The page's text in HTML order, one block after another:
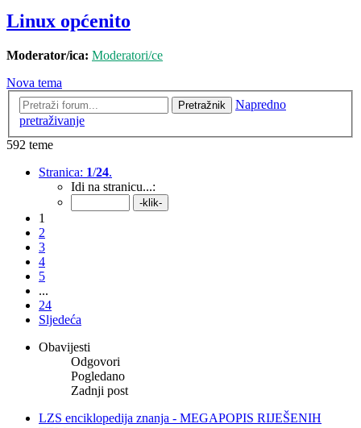
Linux općenito
Moderator/ica: Moderatori/ce
Nova tema
Pretražnik
Napredno
pretraživanje
592 teme
Stranica: 1/24.
Idi na stranicu...:
1
2
3
4
5
...
24
Sljedeća
Obavijesti
Odgovori
Pogledano
Zadnji post
LZS enciklopedija znanja - MEGAPOPIS RIJEŠENIH